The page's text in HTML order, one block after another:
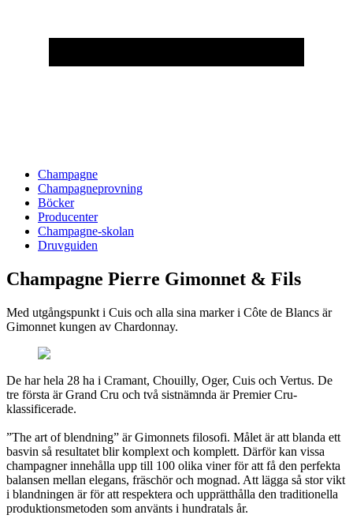
Champagne
Champagneprovning
Böcker
Producenter
Champagne-skolan
Druvguiden
Champagne Pierre Gimonnet & Fils
Med utgångspunkt i Cuis och alla sina marker i Côte de Blancs är
Gimonnet kungen av Chardonnay.
De har hela 28 ha i Cramant, Chouilly, Oger, Cuis och Vertus. De
tre första är Grand Cru och två sistnämnda är Premier Cru-
klassificerade.
”The art of blendning” är Gimonnets filosofi. Målet är att blanda ett
basvin så resultatet blir komplext och komplett. Därför kan vissa
champagner innehålla upp till 100 olika viner för att få den perfekta
balansen mellan elegans, fräschör och mognad. Att lägga så stor vikt
i blandningen är för att respektera och upprätthålla den traditionella
produktionsmetoden som använts i hundratals år.